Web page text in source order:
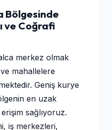
Bölgesinde
ve Coğrafi
merkez olmak
mahallelere
Geniş kurye
en uzak
sağlıyoruz.
iş merkezleri,